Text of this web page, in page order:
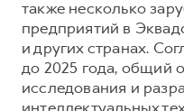
также несколько
предприятий в
и других странах.
до 2025 года, общий
исследования и